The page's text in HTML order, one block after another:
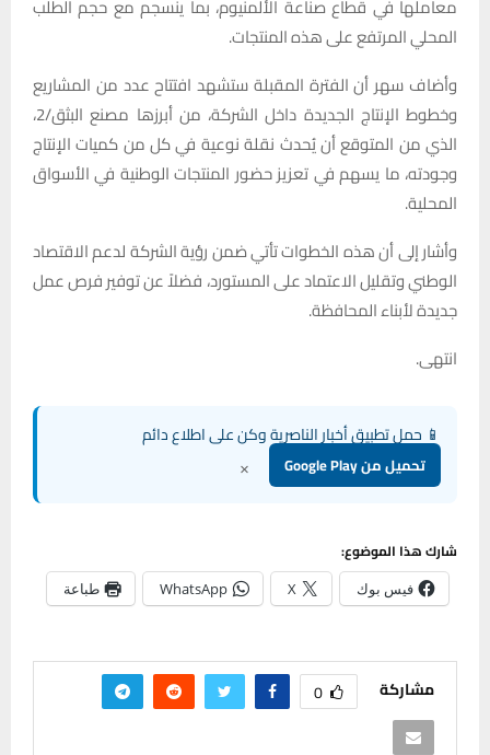
معاملها في قطاع صناعة الألمنيوم، بما ينسجم مع حجم الطلب
المحلي المرتفع على هذه المنتجات.
وأضاف سهر أن الفترة المقبلة ستشهد افتتاح عدد من المشاريع
وخطوط الإنتاج الجديدة داخل الشركة، من أبرزها مصنع البثق/2،
الذي من المتوقع أن يُحدث نقلة نوعية في كل من كميات الإنتاج
وجودته، ما يسهم في تعزيز حضور المنتجات الوطنية في الأسواق
المحلية.
وأشار إلى أن هذه الخطوات تأتي ضمن رؤية الشركة لدعم الاقتصاد
الوطني وتقليل الاعتماد على المستورد، فضلاً عن توفير فرص عمل
جديدة لأبناء المحافظة.
انتهى.
📱 حمل تطبيق أخبار الناصرية وكن على اطلاع دائم
تحميل من Google Play ×
شارك هذا الموضوع:
فيس بوك X
WhatsApp طباعة
مشاركة 0